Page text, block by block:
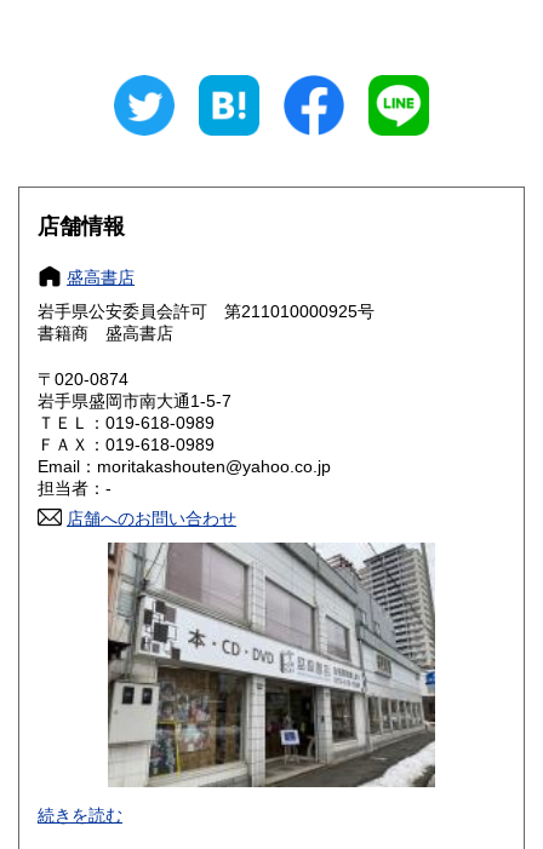
185円 三重県
大阪府
奈良県
鳥取県 185円 島根県
岡山県
山口県 185円
香川県 185円 愛媛県
高知県 185円
185円 長崎県
185円 大分県
185円 鹿児島県
185円
店舗情報
盛高書店
岩手県公安委員会許可 第211010000925号
書籍商 盛高書店
〒020-0874
岩手県盛岡市南大通1-5-7
ＴＥＬ：019-618-0989
ＦＡＸ：019-618-0989
Email：moritakashouten@yahoo.co.jp
担当者：-
店舗へのお問い合わせ
続きを読む